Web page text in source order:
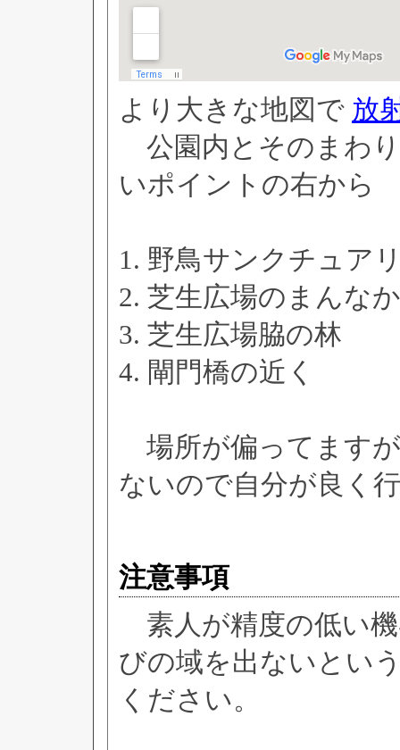
より大きな地図で 放
公園内とそのまわ
いポイントの右から
1. 野鳥サンクチュア
2. 芝生広場のまんなか
3. 芝生広場脇の林
4. 閘門橋の近く
場所が偏ってます
ないので自分が良く
注意事項
素人が精度の低い
びの域を出ないとい
ください。